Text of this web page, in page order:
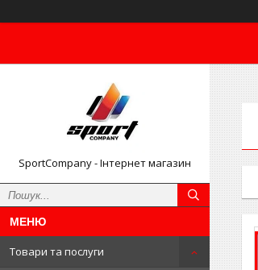
SportCompany - Інтернет магазин
Товари та послуги